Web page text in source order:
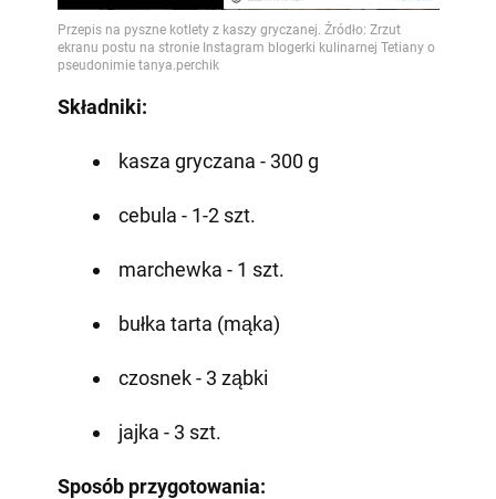
Składniki:
kasza gryczana - 300 g
cebula - 1-2 szt.
marchewka - 1 szt.
bułka tarta (mąka)
czosnek - 3 ząbki
jajka - 3 szt.
Sposób przygotowania: